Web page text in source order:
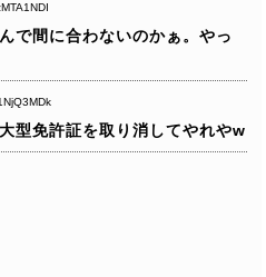
で間に合わないのかぁ。やっ
型免許証を取り消してやれやw